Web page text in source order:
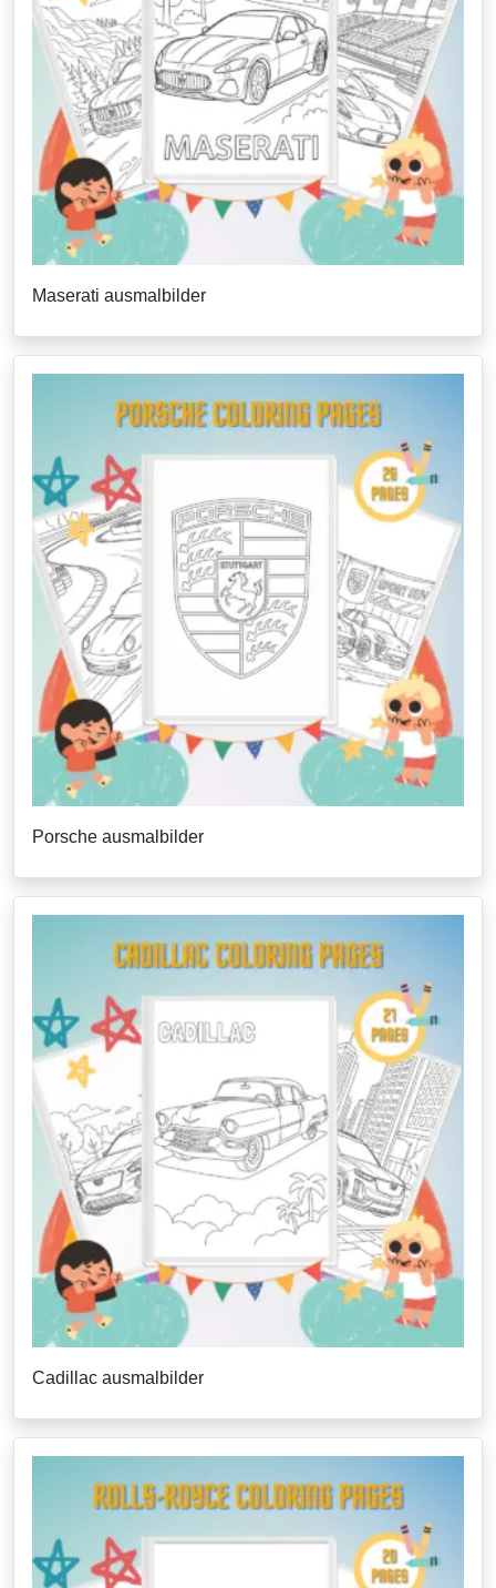
Maserati ausmalbilder
Porsche ausmalbilder
Cadillac ausmalbilder